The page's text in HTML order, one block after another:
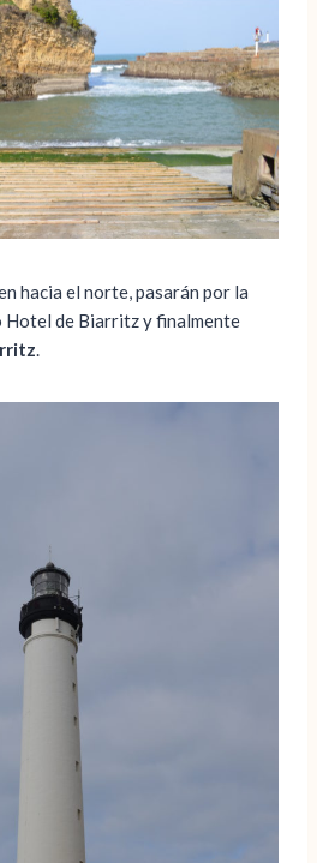
hacia el norte, pasarán por la
Hotel de Biarritz y finalmente
.